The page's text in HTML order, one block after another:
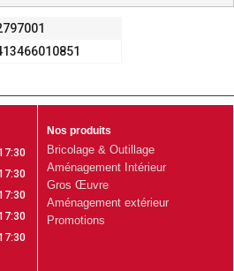
Nos produits
Bricolage & Outillage
Aménagement Intérieur
Gros Œuvre
Aménagement extérieur
Promotions